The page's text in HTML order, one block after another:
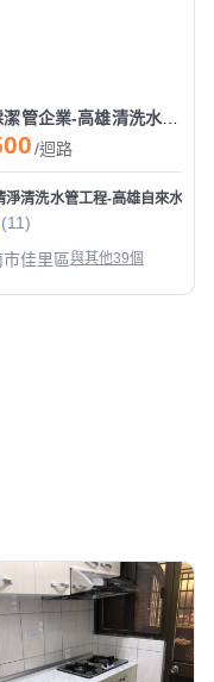
塔清洗
派克霖潔管企業-高雄清洗水管|清洗水塔|冷熱水變小|熱水管阻塞|通水管|熱水器除垢
/迴路
淨清洗水管工程-高雄自來水管
(11)
市佳里區與其他39個